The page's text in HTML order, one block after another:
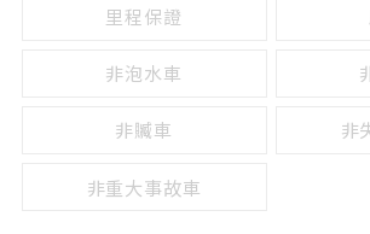
里程保證
非泡水車
非贓車 非
非重大事故車